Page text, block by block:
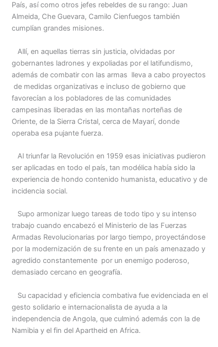
País, así como otros jefes rebeldes de su rango: Juan
Almeida, Che Guevara, Camilo Cienfuegos también
cumplían grandes misiones.
Allí, en aquellas tierras sin justicia, olvidadas por
gobernantes ladrones y expoliadas por el latifundismo,
además de combatir con las armas lleva a cabo proyectos
de medidas organizativas e incluso de gobierno que
favorecían a los pobladores de las comunidades
campesinas liberadas en las montañas norteñas de
Oriente, de la Sierra Cristal, cerca de Mayarí, donde
operaba esa pujante fuerza.
Al triunfar la Revolución en 1959 esas iniciativas pudieron
ser aplicadas en todo el país, tan modélica había sido la
experiencia de hondo contenido humanista, educativo y de
incidencia social.
Supo armonizar luego tareas de todo tipo y su intenso
trabajo cuando encabezó el Ministerio de las Fuerzas
Armadas Revolucionarias por largo tiempo, proyectándose
por la modernización de su frente en un país amenazado y
agredido constantemente por un enemigo poderoso,
demasiado cercano en geografía.
Su capacidad y eficiencia combativa fue evidenciada en el
gesto solidario e internacionalista de ayuda a la
independencia de Angola, que culminó además con la de
Namibia y el fin del Apartheid en Africa.